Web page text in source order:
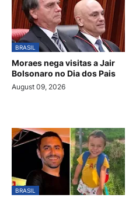
BRASIL
Moraes nega visitas a Jair
Bolsonaro no Dia dos Pais
August 09, 2026
BRASIL